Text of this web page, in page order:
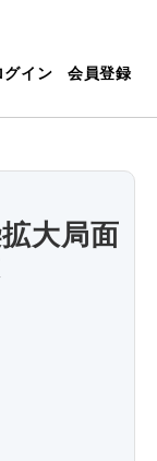
グイン 会員登録
大局面